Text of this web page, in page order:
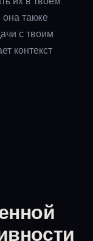
также
с твоим
контекст